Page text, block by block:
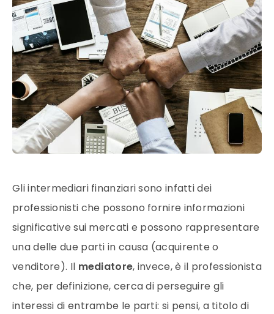
Gli intermediari finanziari sono infatti dei
professionisti che possono fornire informazioni
significative sui mercati e possono rappresentare
una delle due parti in causa (acquirente o
venditore). Il mediatore, invece, è il professionista
che, per definizione, cerca di perseguire gli
interessi di entrambe le parti: si pensi, a titolo di